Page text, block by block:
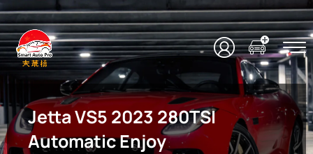
Jetta VS5 2023 280TSI
Automatic Enjoy